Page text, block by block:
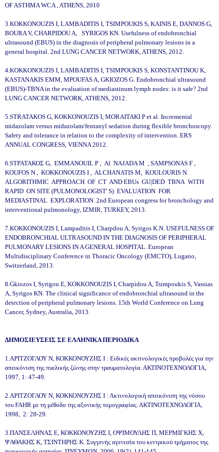
OF ASTHMA WCA , ATHENS, 2010
3.KOKKONOUZIS I, LAMBADITIS I, TSIMPOUKIS S, KAINIS E, DANNOS G,
BOURA V, CHARPIDOU A, SYRIGOS KN. Usefulness of endobronchial
ultrasound (EBUS) in the diagnosis of peripheral pulmonary lesions in a
general hospital. 2nd LUNG CANCER NETWORK, ATHENS, 2012.
4.KOKKONOUZIS I, LAMBADITIS I, TSIMPOUKIS S, ΚONSTANTINOU K,
KASTANAKIS EMM, MPOUFAS A, GKIOZOS G. Endobronchial ultrasound
(EBUS)-TBNA in the evaluation of mediastinum lymph nodes: is it safe? 2nd
LUNG CANCER NETWORK, ATHENS, 2012.
5.STRATAKOS G, KOKKONOUZIS I, MORAITAKI P et al. Incremental
midazolam versus midazolam/fentanyl sedation during flexible bronchoscopy.
Safety and tolerance in relation to the complexity of intervention. ERS
ANNUAL CONGRESS, VIENNA 2012.
6.SΤΡΑΤΑΚΟΣ G, ΕMMANOUIL P , Αl NAJADA M , SAMPSONAS F ,
ΚOUFOS N , ΚOKKONOUZIS Ι , ΑLCHANATIS M, ΚOULOURIS N.
ALGORITHMIC APPROACH OF CT AND ΕBUs GU|DED TBNA WlTH
RAPID ON SITE (PULMONOLOGIST' S) EVALUATION FOR
MEDIASTINAL EXPLORATION. 2nd European congress for bronchology and
interventional pulmonology, IZMIR, TURKEY, 2013.
7.KOKKONOUZIS I, Lampaditis I, Charpdou A, Syrigos K.N. USEFULNESS OF
ENDOBRONCHIAL ULTRASOUND IN THE DIAGNOSIS OF PERIPHERAL
PULMONARY LESIONS IN A GENERAL HOSPITAL. European
Multidisciplinary Conference in Thoracic Oncology (EMCTO), Lugano,
Switzerland, 2013.
8.Gkiozos I, Syrigou E, KOKKONOUZIS I, Charpidou A, Tsimpoukis S, Vassias
A, Syrigos KN. The clinical significance of endobronchial ultrasound in the
detection of peripheral pulmonary lesions. 15th World Conference on Lung
Cancer, Sydney, Australia, 2013.
ΔΗΜΟΣΙΕΥΣΕΙΣ ΣΕ ΕΛΛΗΝΙΚΑ ΠΕΡΙΟΔΙΚΑ
1.ΑΡΙΤΖΟΓΛΟΥ Ν, ΚΟΚΚΟΝΟΥΖΗΣ Ι : Ειδικές ακτινολογικές προβολές για την
απεικόνιση της πυελικής ζώνης στην τραυματολογία. ΑΚΤΙΝΟΤΕΧΝΟΛΟΓΙΑ,
1997, 1: 47-49.
2.ΑΡΙΤΖΟΓΛΟΥ Ν, ΚΟΚΚΟΝΟΥΖΗΣ Ι : Ακτινολογική απεικόνιση της νόσου
του FAHR με τη μέθοδο της αξονικής τομογραφίας. ΑΚΤΙΝΟΤΕΧΝΟΛΟΓΙΑ,
1998, 2: 28-29.
3.ΠΑΝΣΕΛΗΝΑΣ Ε, ΚΟΚΚΟΝΟΥΖΗΣ Ι, ΟΨΙΜΟΥΛΗΣ Π, ΜΕΡΜΙΓΚΗΣ Χ,
ΨΑΘΑΚΗΣ Κ, ΤΣΙΝΤΗΡΗΣ Κ. Συγγενής αγενεσία του κεντρικού τμήματος της